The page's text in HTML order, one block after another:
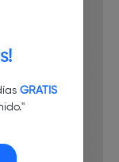
GRATIS